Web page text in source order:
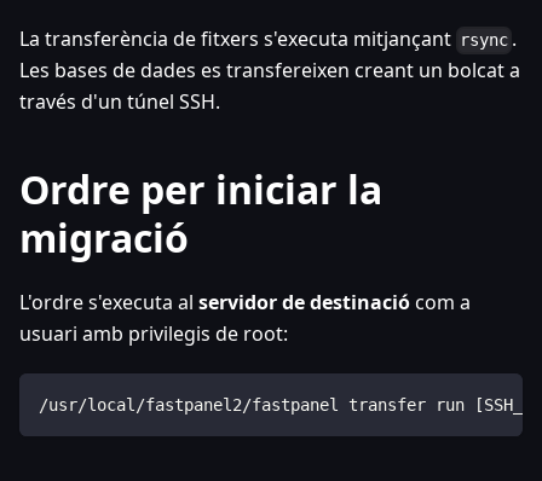
La transferència de fitxers s'executa mitjançant rsync .
Les bases de dades es transfereixen creant un bolcat a
través d'un túnel SSH.
Ordre per iniciar la
migració
L'ordre s'executa al servidor de destinaciócom a
usuari amb privilegis de root:
/usr/local/fastpanel2/fastpanel transfer run